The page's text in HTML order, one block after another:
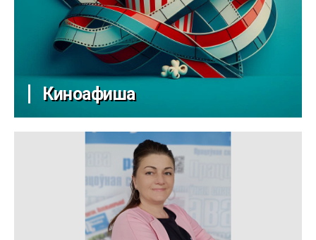
Киноафиша